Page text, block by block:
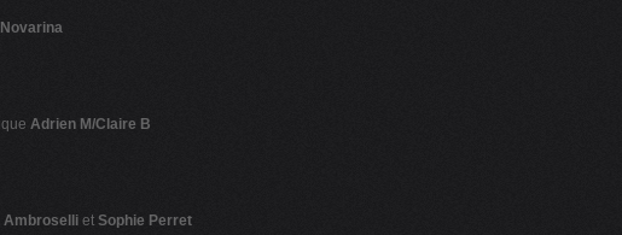
Adrien M/Claire B
Ambroselli et Sophie Perret